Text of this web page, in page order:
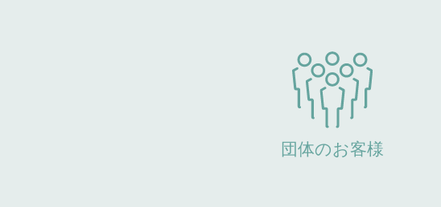
団体のお客様